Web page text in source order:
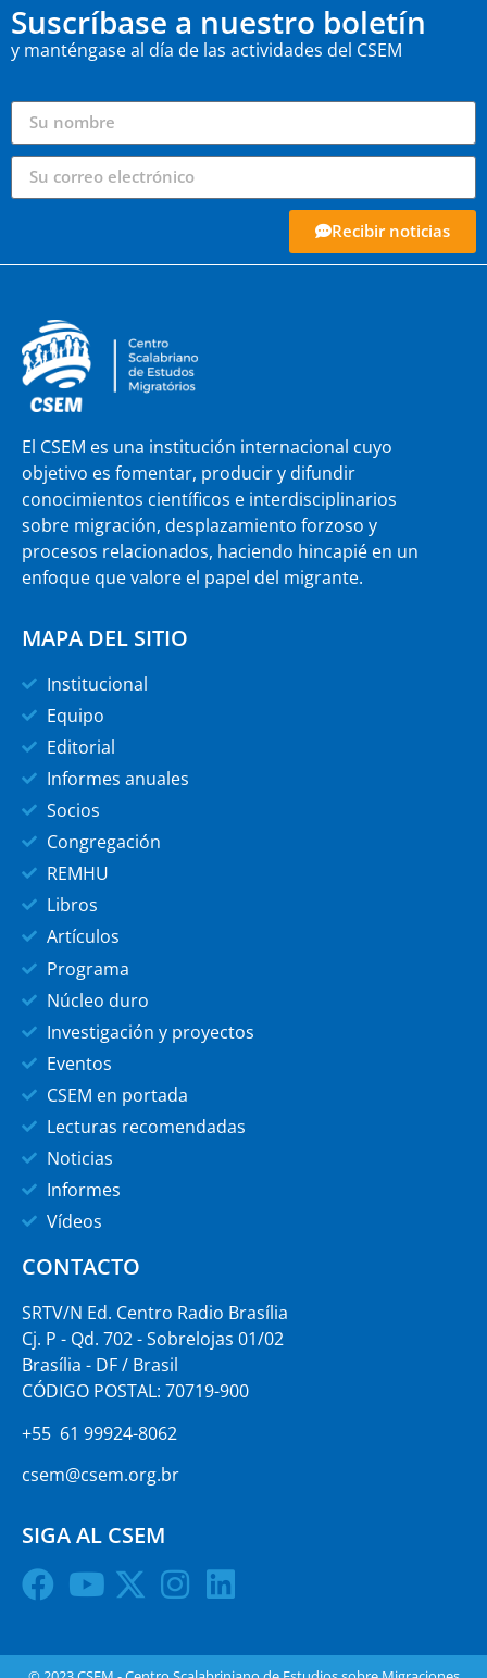
Suscríbase a nuestro boletín
y manténgase al día de las actividades del CSEM
Recibir noticias
El CSEM es una institución internacional cuyo
objetivo es fomentar, producir y difundir
conocimientos científicos e interdisciplinarios
sobre migración, desplazamiento forzoso y
procesos relacionados, haciendo hincapié en un
enfoque que valore el papel del migrante.
MAPA DEL SITIO
Institucional
Equipo
Editorial
Informes anuales
Socios
Congregación
REMHU
Libros
Artículos
Programa
Núcleo duro
Investigación y proyectos
Eventos
CSEM en portada
Lecturas recomendadas
Noticias
Informes
Vídeos
CONTACTO
SRTV/N Ed. Centro Radio Brasília
Cj. P - Qd. 702 - Sobrelojas 01/02
Brasília - DF / Brasil
CÓDIGO POSTAL: 70719-900
+55 61 99924-8062
csem@csem.org.br
SIGA AL CSEM